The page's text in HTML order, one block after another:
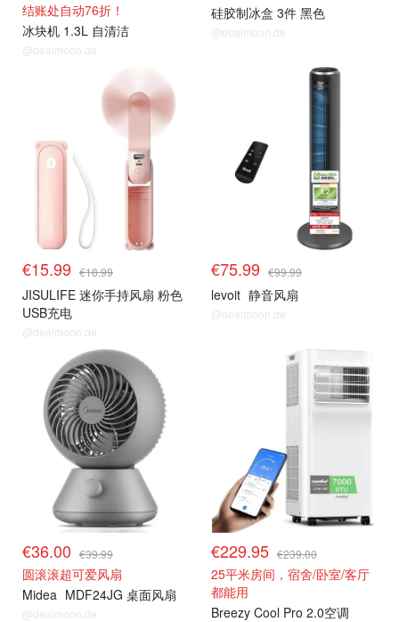
结账处自动76折！
冰块机 1.3L 自清洁
@dealmoon.de
硅胶制冰盒 3件 黑色
@dealmoon.de
风扇 & 空调 等降温好物
€15.99 €18.99
JISULIFE 迷你手持风扇 粉色
USB充电
@dealmoon.de
风扇 & 空调 等降温好物
€75.99 €99.99
levoit 静音风扇
@dealmoon.de
风扇 & 空调 等降温好物
€36.00 €39.99
圆滚滚超可爱风扇
Midea MDF24JG 桌面风扇
@dealmoon.de
风扇 & 空调 等降温好物
€229.95 €239.00
25平米房间，宿舍/卧室/客厅
都能用
Breezy Cool Pro 2.0空调